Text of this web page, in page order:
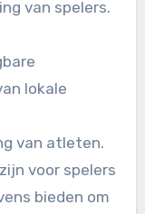
van spelers.
lokale
van atleten.
voor spelers
bieden om